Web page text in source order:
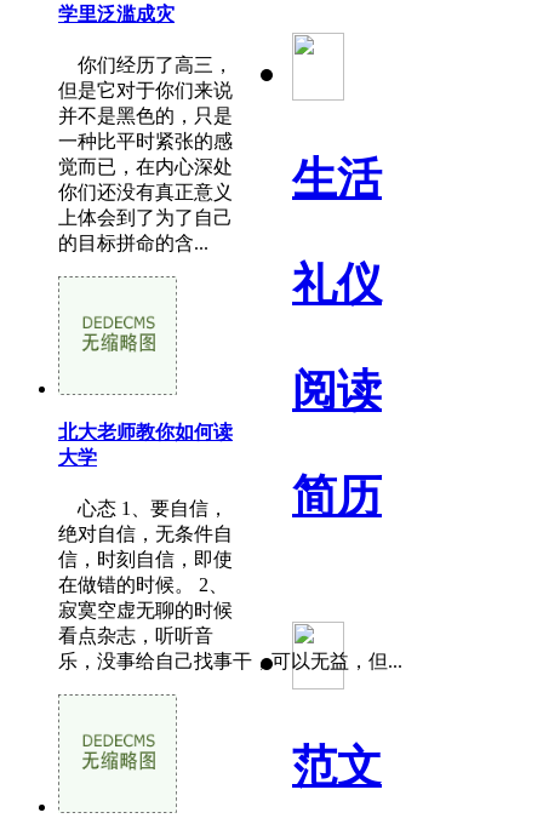
生活
礼仪
阅读
简历
范文
学里泛滥成灾
你们经历了高三，
但是它对于你们来说
并不是黑色的，只是
一种比平时紧张的感
觉而已，在内心深处
你们还没有真正意义
上体会到了为了自己
的目标拼命的含...
北大老师教你如何读
大学
心态 1、要自信，
绝对自信，无条件自
信，时刻自信，即使
在做错的时候。 2、
寂寞空虚无聊的时候
看点杂志，听听音
乐，没事给自己找事干，可以无益，但...